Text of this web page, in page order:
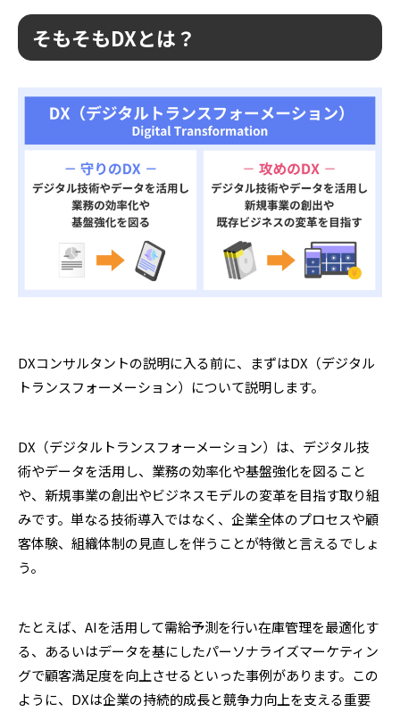
そもそもDXとは？
DXコンサルタントの説明に入る前に、まずはDX（デジタル
トランスフォーメーション）について説明します。
DX（デジタルトランスフォーメーション）は、デジタル技
術やデータを活用し、業務の効率化や基盤強化を図ること
や、新規事業の創出やビジネスモデルの変革を目指す取り組
みです。単なる技術導入ではなく、企業全体のプロセスや顧
客体験、組織体制の見直しを伴うことが特徴と言えるでしょ
う。
たとえば、AIを活用して需給予測を行い在庫管理を最適化す
る、あるいはデータを基にしたパーソナライズマーケティン
グで顧客満足度を向上させるといった事例があります。この
ように、DXは企業の持続的成長と競争力向上を支える重要